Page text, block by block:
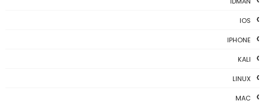
IOS
IPHONE
KALI
LINUX
MAC